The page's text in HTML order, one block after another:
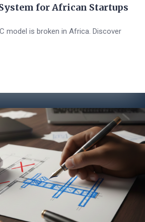
for African Startups
model is broken in Africa. Discover